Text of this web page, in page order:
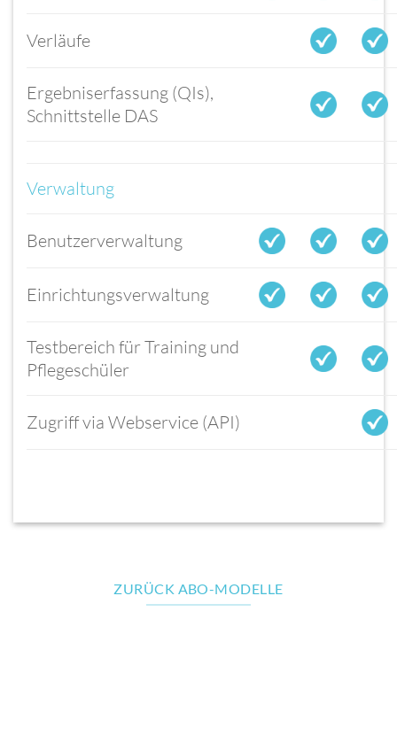
Verläufe
Ergebniserfassung (QIs),
Schnittstelle DAS
Verwaltung
Benutzerverwaltung
Einrichtungsverwaltung
Testbereich für Training und
Pflegeschüler
Zugriff via Webservice (API)
ZURÜCK ABO-MODELLE